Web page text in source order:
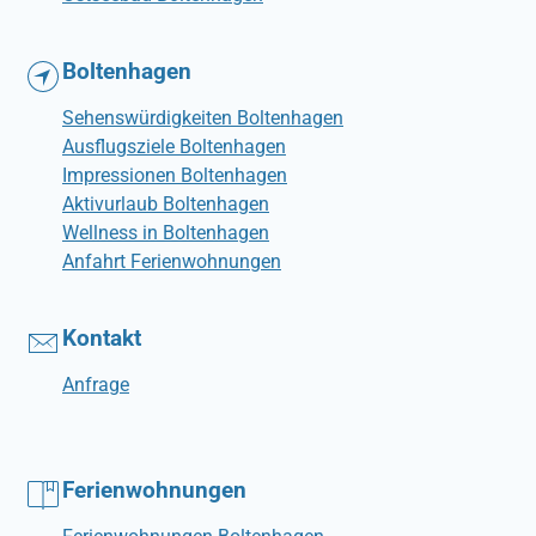
Boltenhagen
Sehenswürdigkeiten Boltenhagen
Ausflugsziele Boltenhagen
Impressionen Boltenhagen
Aktivurlaub Boltenhagen
Wellness in Boltenhagen
Anfahrt Ferienwohnungen
Kontakt
Anfrage
Ferienwohnungen